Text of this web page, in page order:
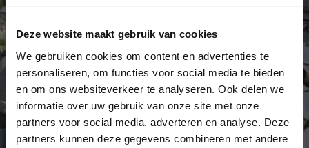
Deze website maakt gebruik van cookies
We gebruiken cookies om content en advertenties te
personaliseren, om functies voor social media te bieden
en om ons websiteverkeer te analyseren. Ook delen we
informatie over uw gebruik van onze site met onze
partners voor social media, adverteren en analyse. Deze
partners kunnen deze gegevens combineren met andere